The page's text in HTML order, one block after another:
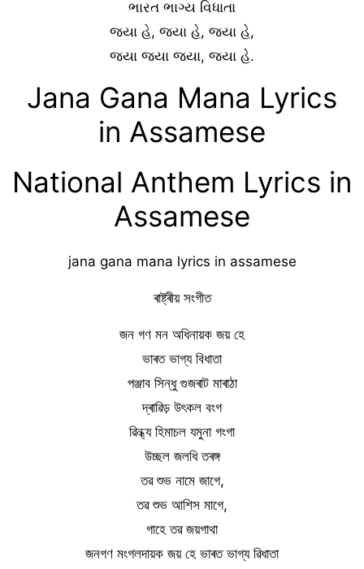
ભારત ભાગ્ય વિધાતા
જયા હે, જયા હે, જયા હે,
જયા જયા જયા, જયા હે.
Jana Gana Mana Lyrics
in Assamese
National Anthem Lyrics in
Assamese
jana gana mana lyrics in assamese
ৰাষ্ট্ৰীয় সংগীত
জন গণ মন অধিনায়ক জয় হে
ভাৰত ভাগ্য বিধাতা
পঞ্জাব সিন্ধু গুজৰাট মাৰাঠা
দ্ৰাৱিড় উৎকল বংগ
ৱিন্ধ্য হিমাচল যমুনা গংগা
উচ্ছল জলধি তৰঙ্গ
তৱ শুভ নামে জাগে,
তৱ শুভ আশিস মাগে,
গাহে তৱ জয়গাথা
জনগণ মংগলদায়ক জয় হে ভাৰত ভাগ্য ৱিধাতা